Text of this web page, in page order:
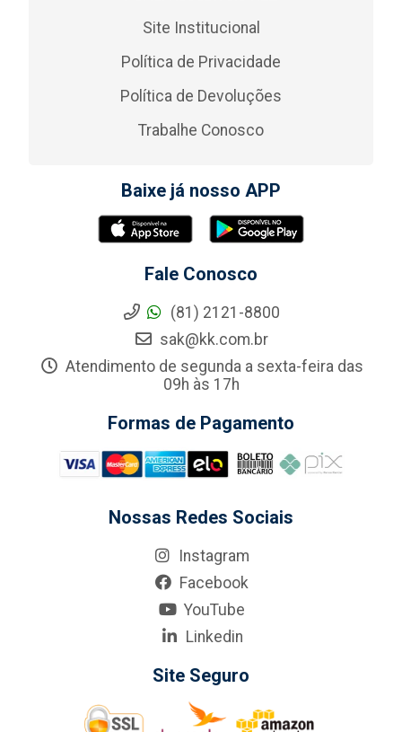
Site Institucional
Política de Privacidade
Política de Devoluções
Trabalhe Conosco
Baixe já nosso APP
Fale Conosco
(81) 2121-8800
sak@kk.com.br
Atendimento de segunda a sexta-feira das
09h às 17h
Formas de Pagamento
Nossas Redes Sociais
Instagram
Facebook
YouTube
Linkedin
Site Seguro